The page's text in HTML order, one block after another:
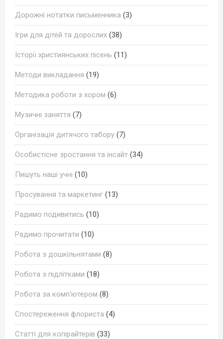
Дорожні нотатки письменника (3)
Ігри для дітей та дорослих (38)
Історії християнських пісень (11)
Методи викладання (19)
Методика роботи з хором (6)
Музичні заняття (7)
Організація дитячого табору (7)
Особистісне зростання та інсайт (34)
Пишуть наші учні (10)
Просування та маркетинг (13)
Радимо подивитись (10)
Радимо прочитати (10)
Робота з дошкільнятами (8)
Робота з підлітками (18)
Робота за комп'ютером (8)
Спостереження флориста (4)
Статті для копірайтерів (33)